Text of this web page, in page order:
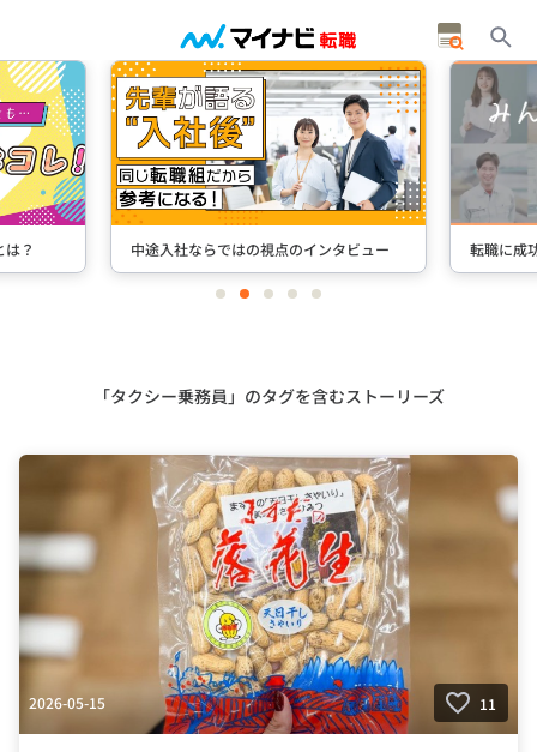
？ 中途入社ならではの視点のインタビュー 転職に成
itemitemitemitemitem
「タクシー乗務員」のタグを含むストーリーズ
2026-05-15 11